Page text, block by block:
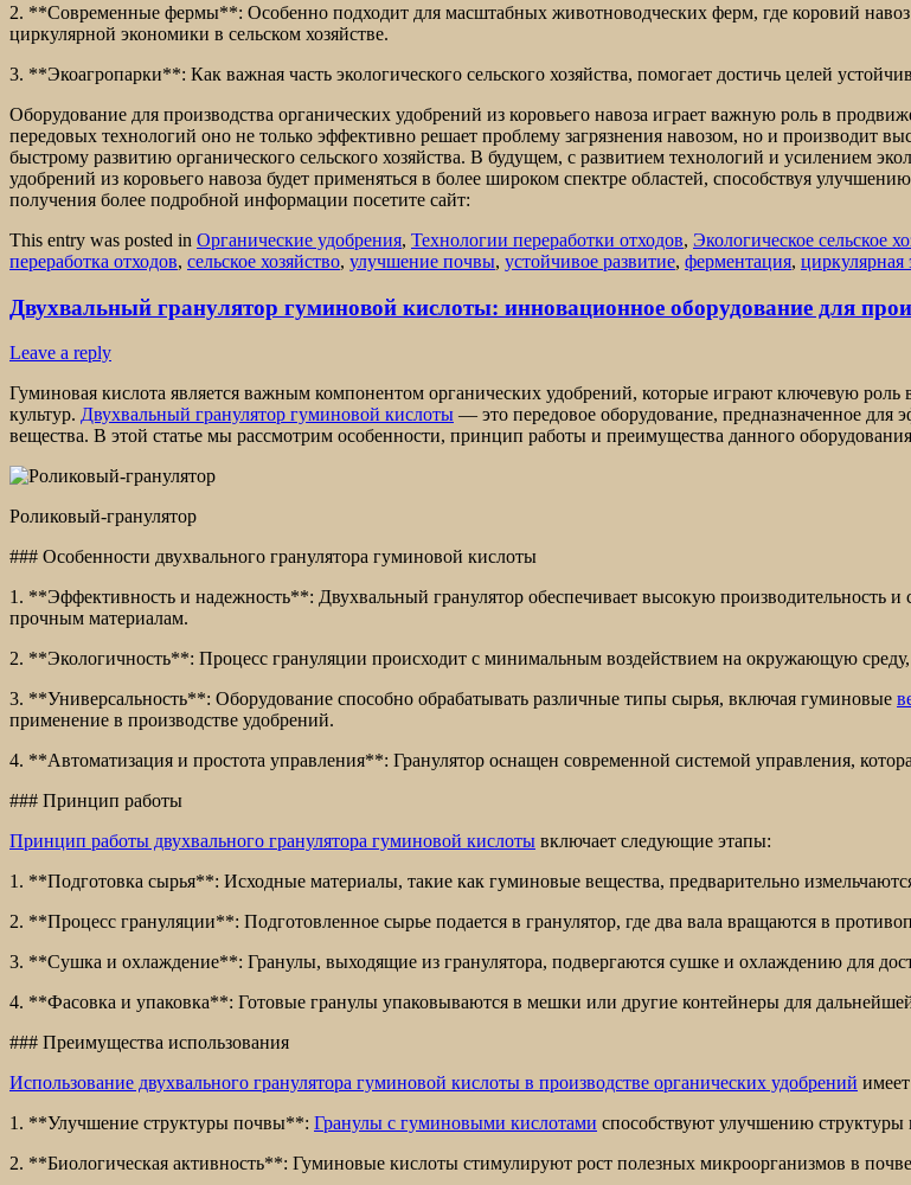
2. **Современные фермы**: Особенно подходит для масштабных животноводческих ферм, где коровий навоз
циркулярной экономики в сельском хозяйстве.
3. **Экоагропарки**: Как важная часть экологического сельского хозяйства, помогает достичь целей
Оборудование для производства органических удобрений из коровьего навоза играет важную роль в
передовых технологий оно не только эффективно решает проблему загрязнения навозом, но и производит
быстрому развитию органического сельского хозяйства. В будущем, с развитием технологий и усилением
удобрений из коровьего навоза будет применяться в более широком спектре областей, способствуя
получения более подробной информации посетите сайт:
This entry was posted in Органические удобрения, Технологии переработки отходов, Экологическое сельское
переработка отходов, сельское хозяйство, улучшение почвы, устойчивое развитие, ферментация, циркулярная
Двухвальный гранулятор гуминовой кислоты: инновационное оборудование для
Leave a reply
Гуминовая кислота является важным компонентом органических удобрений, которые играют ключевую
культур. Двухвальный гранулятор гуминовой кислоты — это передовое оборудование, предназначенное
вещества. В этой статье мы рассмотрим особенности, принцип работы и преимущества данного оборудования
Роликовый-гранулятор
### Особенности двухвального гранулятора гуминовой кислоты
1. **Эффективность и надежность**: Двухвальный гранулятор обеспечивает высокую производительность и
прочным материалам.
2. **Экологичность**: Процесс грануляции происходит с минимальным воздействием на окружающую среду,
3. **Универсальность**: Оборудование способно обрабатывать различные типы сырья, включая гуминовые
применение в производстве удобрений.
4. **Автоматизация и простота управления**: Гранулятор оснащен современной системой управления,
### Принцип работы
Принцип работы двухвального гранулятора гуминовой кислоты включает следующие этапы:
1. **Подготовка сырья**: Исходные материалы, такие как гуминовые вещества, предварительно
2. **Процесс грануляции**: Подготовленное сырье подается в гранулятор, где два вала вращаются в
3. **Сушка и охлаждение**: Гранулы, выходящие из гранулятора, подвергаются сушке и охлаждению для
4. **Фасовка и упаковка**: Готовые гранулы упаковываются в мешки или другие контейнеры для
### Преимущества использования
Использование двухвального гранулятора гуминовой кислоты в производстве органических удобрений
1. **Улучшение структуры почвы**: Гранулы с гуминовыми кислотами способствуют улучшению
2. **Биологическая активность**: Гуминовые кислоты стимулируют рост полезных микроорганизмов в